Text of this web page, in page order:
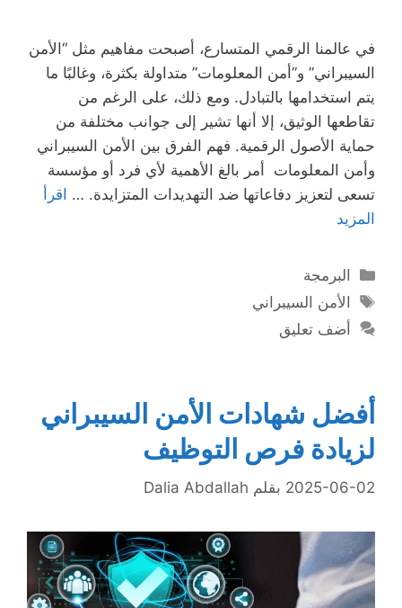
في عالمنا الرقمي المتسارع، أصبحت مفاهيم مثل “الأمن
السيبراني” و”أمن المعلومات” متداولة بكثرة، وغالبًا ما
يتم استخدامها بالتبادل. ومع ذلك، على الرغم من
تقاطعها الوثيق، إلا أنها تشير إلى جوانب مختلفة من
حماية الأصول الرقمية. فهم الفرق بين الأمن السيبراني
وأمن المعلومات أمر بالغ الأهمية لأي فرد أو مؤسسة
تسعى لتعزيز دفاعاتها ضد التهديدات المتزايدة. … اقرأ
المزيد
التصنيفات
البرمجة
الوسوم
الأمن السيبراني
أضف تعليق
أفضل شهادات الأمن السيبراني
لزيادة فرص التوظيف
2025-06-02 بقلم Dalia Abdallah